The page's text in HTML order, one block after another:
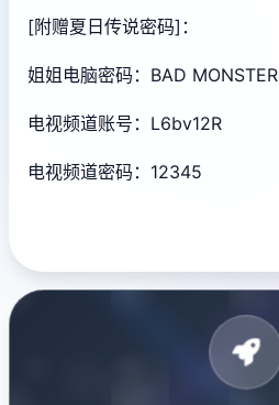
[附赠夏日传说密码]：
姐姐电脑密码：BAD MONSTER
电视频道账号：L6bv12R
电视频道密码：12345